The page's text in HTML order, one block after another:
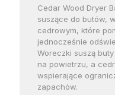
Cedar Wood Dryer
suszące do butów,
cedrowym, które
jednocześnie
Woreczki suszą
na powietrzu, a
wspierające
zapachów.